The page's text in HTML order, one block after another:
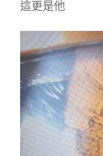
這更是他